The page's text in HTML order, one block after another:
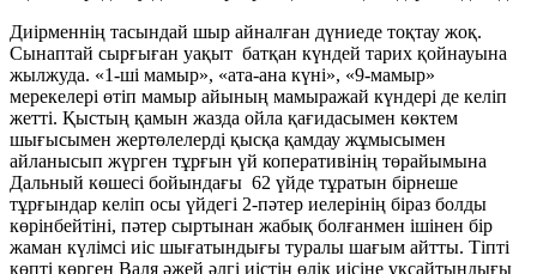
Диірменнің тасындай шыр айналған дүниеде тоқтау жоқ.
Сынаптай сырғыған уақыт батқан күндей тарих қойнауына
жылжуда. «1-ші мамыр», «ата-ана күні», «9-мамыр»
мерекелері өтіп мамыр айының мамыражай күндері де келіп
жетті. Қыстың қамын жазда ойла қағидасымен көктем
шығысымен жертөлелерді қысқа қамдау жұмысымен
айланысып жүрген тұрғын үй коперативінің төрайымына
Дальный көшесі бойындағы 62 үйде тұратын бірнеше
тұрғындар келіп осы үйдегі 2-пәтер иелерінің біраз болды
көрінбейтіні, пәтер сыртынан жабық болғанмен ішінен бір
жаман күлімсі иіс шығатындығы туралы шағым айтты. Тіпті
көпті көрген Валя әжей әлгі иістің өлік иісіне ұқсайтындығы